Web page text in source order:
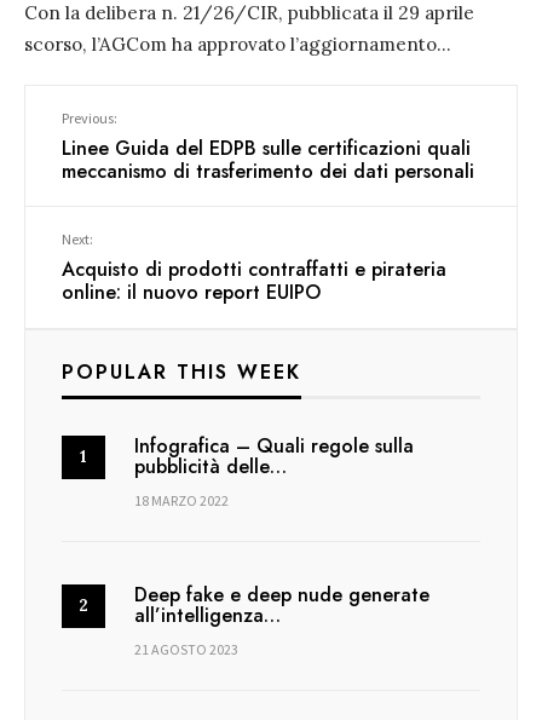
Con la delibera n. 21/26/CIR, pubblicata il 29 aprile
scorso, l’AGCom ha approvato l’aggiornamento...
Previous:
Linee Guida del EDPB sulle certificazioni quali
meccanismo di trasferimento dei dati personali
Next:
Acquisto di prodotti contraffatti e pirateria
online: il nuovo report EUIPO
POPULAR THIS WEEK
Infografica – Quali regole sulla
pubblicità delle…
18 MARZO 2022
Deep fake e deep nude generate
all’intelligenza…
21 AGOSTO 2023